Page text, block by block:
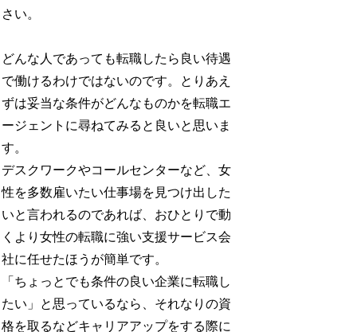
さい。
どんな人であっても転職したら良い待遇
で働けるわけではないのです。とりあえ
ずは妥当な条件がどんなものかを転職エ
ージェントに尋ねてみると良いと思いま
す。
デスクワークやコールセンターなど、女
性を多数雇いたい仕事場を見つけ出した
いと言われるのであれば、おひとりで動
くより女性の転職に強い支援サービス会
社に任せたほうが簡単です。
「ちょっとでも条件の良い企業に転職し
たい」と思っているなら、それなりの資
格を取るなどキャリアアップをする際に